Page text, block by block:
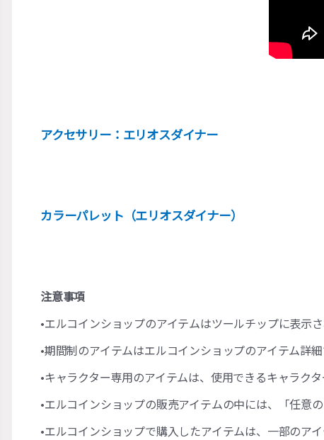
アクセサリー：エリオスダイナー
カラーパレット（エリオスダイナー）
注意事項
•エルコインショップのアイテムはツールチップに表示
•期間制のアイテムはエルコインショップのアイテム詳
•キャラクター専用のアイテムは、使用できるキャラク
•エルコインショップの販売アイテムの中には、「任意
•エルコインショップで購入したアイテムは、一部のア